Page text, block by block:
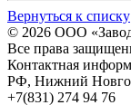
Вернуться к списку
© 2026 ООО
Все права
Контактная
РФ, Нижний
+7(831) 274 94 76